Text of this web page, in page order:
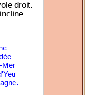
droit.
Mer
.